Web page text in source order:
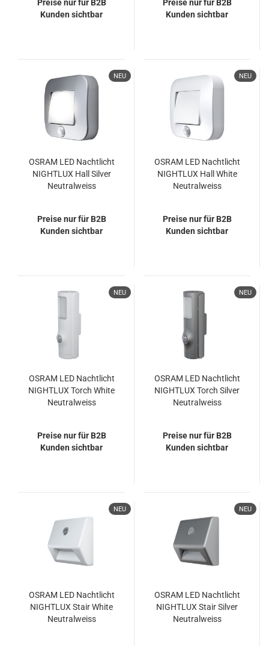
Preise nur für B2B
Kunden sichtbar
Preise nur für B2B
Kunden sichtbar
NEU
OSRAM LED Nachtlicht
NIGHTLUX Hall Silver
Neutralweiss
Preise nur für B2B
Kunden sichtbar
NEU
OSRAM LED Nachtlicht
NIGHTLUX Hall White
Neutralweiss
Preise nur für B2B
Kunden sichtbar
NEU
OSRAM LED Nachtlicht
NIGHTLUX Torch White
Neutralweiss
Preise nur für B2B
Kunden sichtbar
NEU
OSRAM LED Nachtlicht
NIGHTLUX Torch Silver
Neutralweiss
Preise nur für B2B
Kunden sichtbar
NEU
OSRAM LED Nachtlicht
NIGHTLUX Stair White
Neutralweiss
NEU
OSRAM LED Nachtlicht
NIGHTLUX Stair Silver
Neutralweiss